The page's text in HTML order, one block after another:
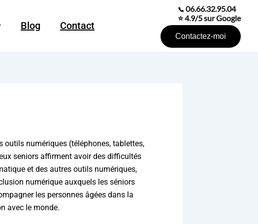
Blog Contact
📞06.66.32.95.04
⭐ 4.9/5 sur Google
Contactez-moi
outils numériques (téléphones, tablettes,
seniors affirment avoir des difficultés
et des autres outils numériques,
numérique auxquels les séniors
les personnes âgées dans la
avec le monde.